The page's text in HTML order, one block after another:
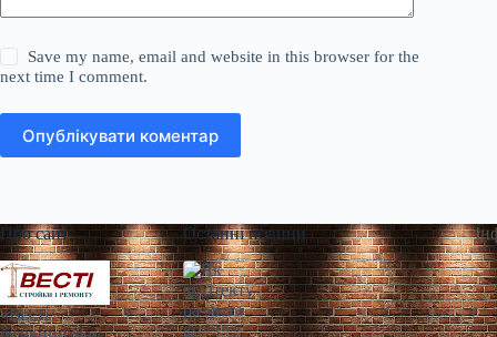
Save my name, email and website in this browser for the
next time I comment.
Опублікувати коментар
Про сайт
«Весті
Останні новини